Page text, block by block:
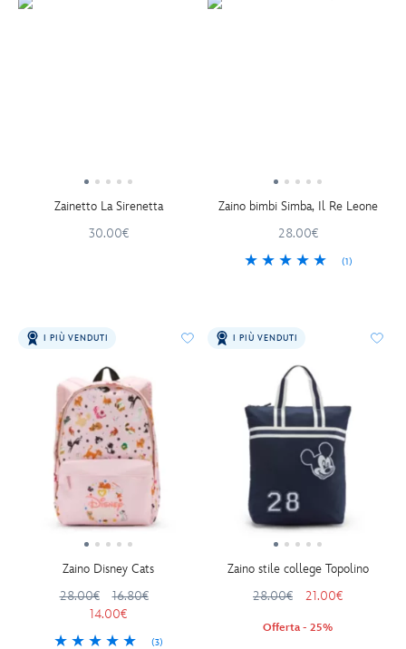
Zainetto La Sirenetta
30.00€
Zaino bimbi Simba, Il Re Leone
28.00€
(1)
I PIÙ VENDUTI
Zaino Disney Cats
28.00€
16.80€
14.00€
(3)
I PIÙ VENDUTI
Zaino stile college Topolino
28.00€
21.00€
Offerta - 25%